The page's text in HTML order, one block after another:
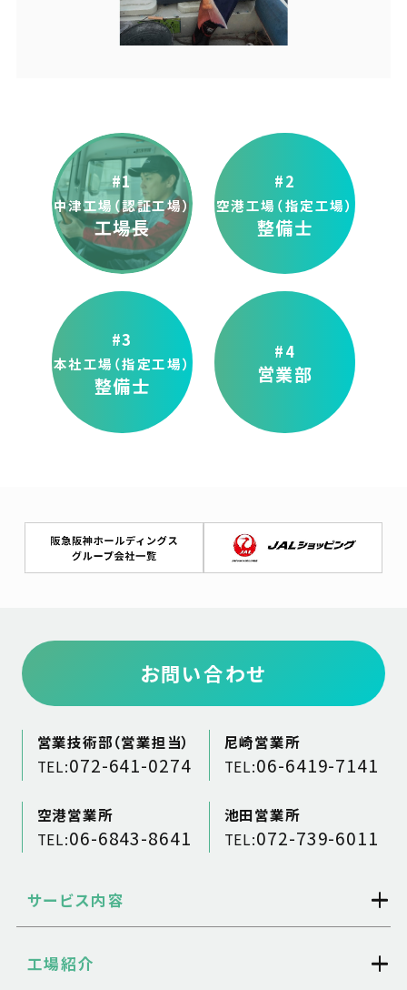
#1
中津工場（認証工場）
工場長
#2
空港工場（指定工場）
整備士
#3
本社工場（指定工場）
整備士
#4
営業部
お問い合わせ
営業技術部（営業担当）
TEL:072-641-0274
尼崎営業所
TEL:06-6419-7141
空港営業所
TEL:06-6843-8641
池田営業所
TEL:072-739-6011
サービス内容
工場紹介